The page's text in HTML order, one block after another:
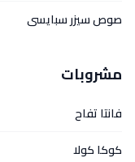
صوص سيزر سبايسى
مشروبات
فانتا تفاح
كوكا كولا